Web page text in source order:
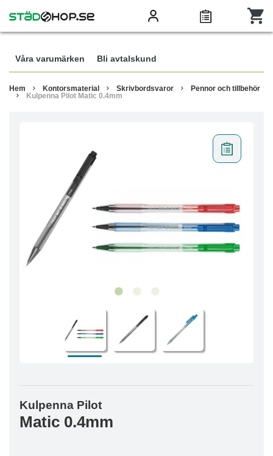
Våra varumärken Bli avtalskund
Hem Kontorsmaterial Skrivbordsvaror
Pennor och tillbehör
Kulpenna Pilot Matic 0.4mm
Kulpenna Pilot
Matic 0.4mm